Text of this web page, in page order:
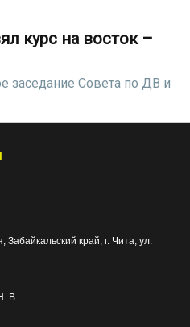
курс на восток –
заседание Совета по ДВ и
Забайкальский край, г. Чита, ул.
В.